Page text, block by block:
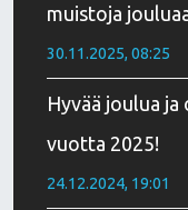
muistoja
30.11.2025, 08:25
Hyvää joulua
vuotta 2025!
24.12.2024, 19:01